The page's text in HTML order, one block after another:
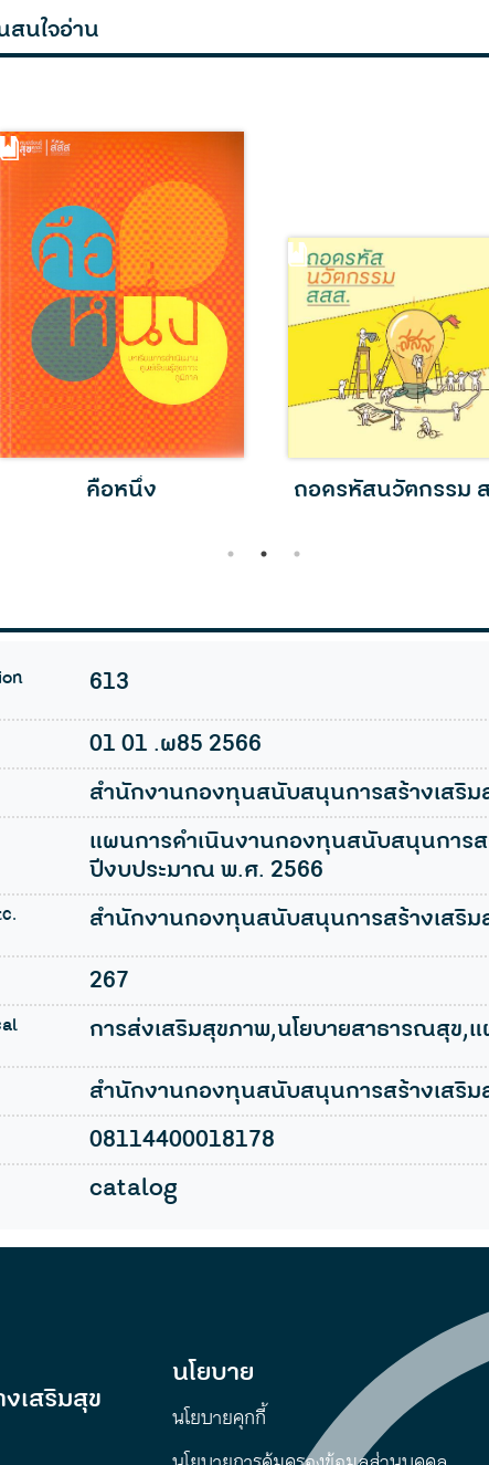
นใจอ่าน
คือหนึ่ง ถอดรหัสนวัตกรรม
1 2 3
613
01 01 .ผ85 2566
สำนักงานกองทุนสนับสนุนการสร้างเสริม
แผนการดำเนินงานกองทุนสนับสนุนการส
ปีงบประมาณ พ.ศ. 2566
สำนักงานกองทุนสนับสนุนการสร้างเสริ
267
การส่งเสริมสุขภาพ,นโยบายสาธารณสุข,
สำนักงานกองทุนสนับสนุนการสร้างเสริ
08114400018178
catalog
เสริมสุข
นโยบาย
นโยบายคุกกี้